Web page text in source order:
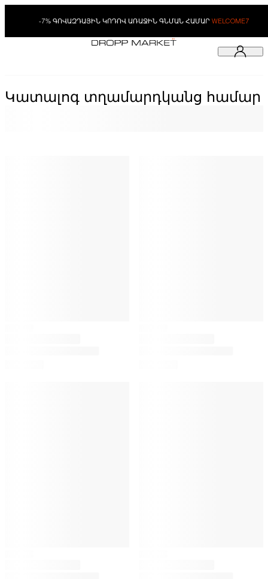
-7% ԳՈՎԱԶԴԱՅԻՆ ԿՈԴՈՎ ԱՌԱՋԻՆ ԳՆՄԱՆ ՀԱՄԱՐ WELCOME7
Կատալոգ տղամարդկանց համար